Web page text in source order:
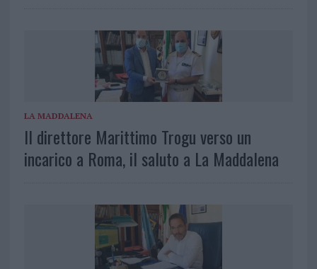
LA MADDALENA
Il direttore Marittimo Trogu verso un
incarico a Roma, il saluto a La Maddalena